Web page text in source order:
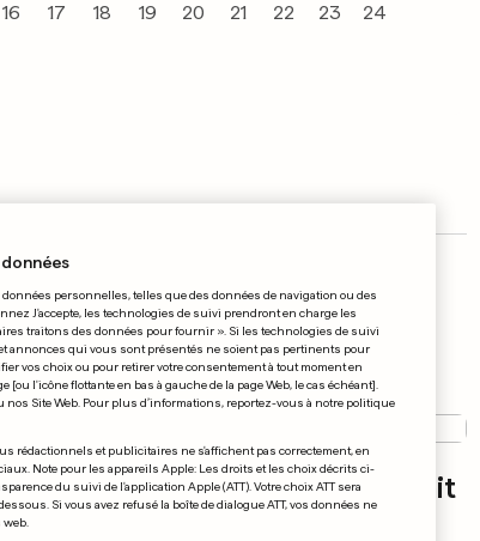
16 17 18 19 20 21 22 23 24
FOOTBALL
Zinédine Zidane ne «sait
pas ce qu'(il) va faire»
personnelles, telles que des données de navigation ou des
J'accepte, les technologies de suivi prendront en charge les
traitons des données pour fournir ». Si les technologies de suivi
annonces qui vous sont présentés ne soient pas pertinents pour
vos choix ou pour retirer votre consentement à tout moment en
l'icône flottante en bas à gauche de la page Web, le cas échéant].
Site Web. Pour plus d’informations, reportez-vous à notre politique
rédactionnels et publicitaires ne s'affichent pas correctement, en
Note pour les appareils Apple: Les droits et les choix décrits ci-
du suivi de l'application Apple (ATT). Votre choix ATT sera
Si vous avez refusé la boîte de dialogue ATT, vos données ne